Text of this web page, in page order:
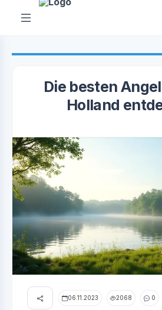
Die besten
Holland
06.11.2023 2068 0